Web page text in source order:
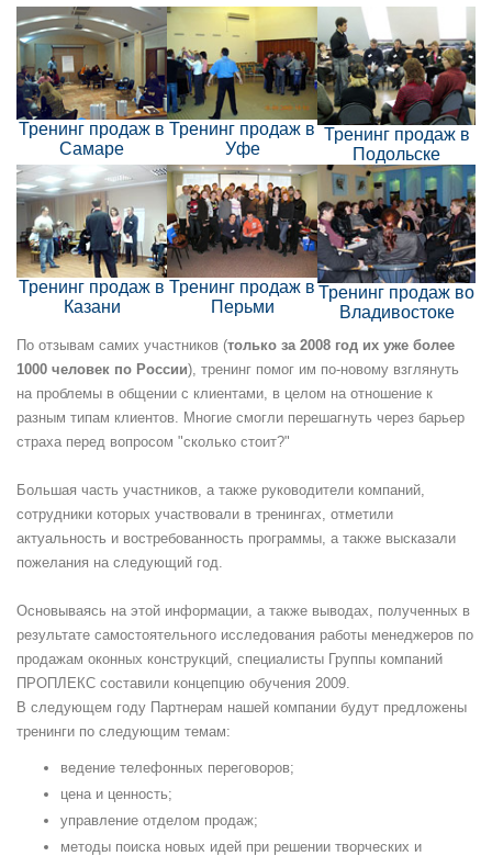
Тренинг продаж в
Самаре
Тренинг продаж в
Уфе
Тренинг продаж в
Подольске
Тренинг продаж в
Казани
Тренинг продаж в
Перьми
Тренинг продаж во
Владивостоке
По отзывам самих участников (только за 2008 год их уже более
1000 человек по России), тренинг помог им по-новому взглянуть
на проблемы в общении с клиентами, в целом на отношение к
разным типам клиентов. Многие смогли перешагнуть через барьер
страха перед вопросом "сколько стоит?"
Большая часть участников, а также руководители компаний,
сотрудники которых участвовали в тренингах, отметили
актуальность и востребованность программы, а также высказали
пожелания на следующий год.
Основываясь на этой информации, а также выводах, полученных в
результате самостоятельного исследования работы менеджеров по
продажам оконных конструкций, специалисты Группы компаний
ПРОПЛЕКС составили концепцию обучения 2009.
В следующем году Партнерам нашей компании будут предложены
тренинги по следующим темам:
ведение телефонных переговоров;
цена и ценность;
управление отделом продаж;
методы поиска новых идей при решении творческих и